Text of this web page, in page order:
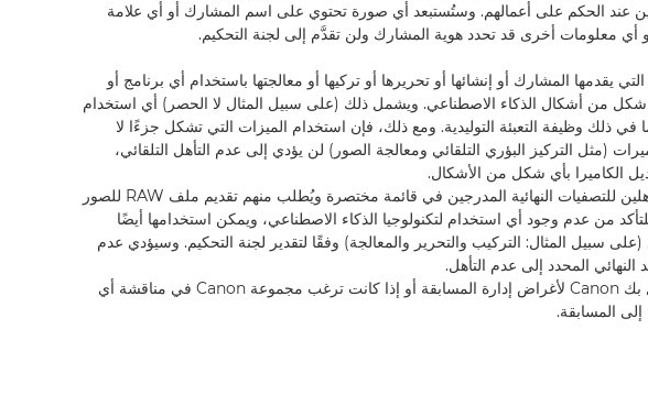
عند الحكم على أعمالهم. وستُستبعد أي صورة تحتوي على اسم المشارك أو أي علامة
أي معلومات أخرى قد تحدد هوية المشارك ولن تقدَّم إلى لجنة التحكيم.
يقدمها المشارك أو إنشائها أو تحريرها أو تركيها أو معالجتها باستخدام أي برنامج أو
شكل من أشكال الذكاء الاصطناعي. ويشمل ذلك (على سبيل المثال لا الحصر) أي استخدام
في ذلك وظيفة التعبئة التوليدية. ومع ذلك، فإن استخدام الميزات التي تشكل جزءًا لا
(مثل التركيز البؤري التلقائي ومعالجة الصور) لن يؤدي إلى عدم التأهل التلقائي،
الكاميرا بأي شكل من الأشكال.
4.4. سيتم الاتصال بجميع المتأهلين للتصفيات النهائية المدرجين في قائمة مختصرة ويُطلب منهم تقديم ملف RAW للصور
من عدم وجود أي استخدام لتكنولوجيا الذكاء الاصطناعي، ويمكن استخدامها أيضًا
(على سبيل المثال: التركيب والتحرير والمعالجة) وفقًا لتقدير لجنة التحكيم. وسيؤدي عدم
4.5. توافق أيضًا على أن تتصل بك Canon لأغراض إدارة المسابقة أو إذا كانت ترغب مجموعة Canon في مناقشة أي
المسابقة.